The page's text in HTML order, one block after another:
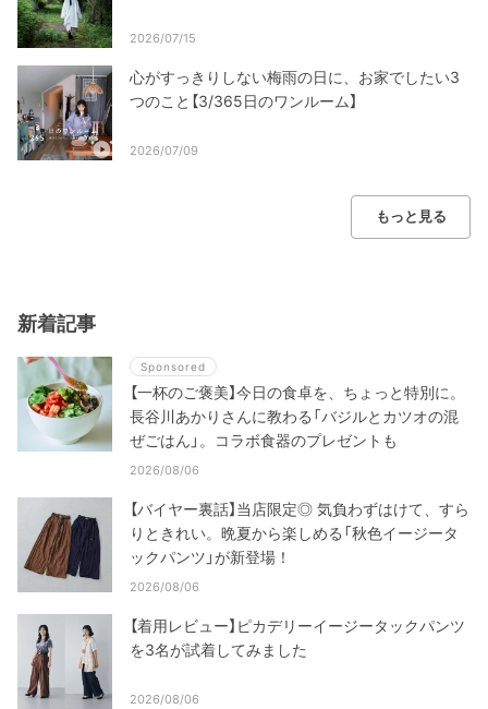
2026/07/15
心がすっきりしない梅雨の日に、お家でしたい3
つのこと【3/365日のワンルーム】
2026/07/09
もっと見る
新着記事
Sponsored
【一杯のご褒美】今日の食卓を、ちょっと特別に。
長谷川あかりさんに教わる「バジルとカツオの混
ぜごはん」。コラボ食器のプレゼントも
2026/08/06
【バイヤー裏話】当店限定◎ 気負わずはけて、すら
りときれい。晩夏から楽しめる「秋色イージータ
ックパンツ」が新登場！
2026/08/06
【着用レビュー】ピカデリーイージータックパンツ
を3名が試着してみました
2026/08/06